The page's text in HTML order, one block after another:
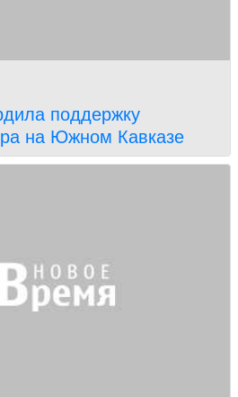
поддержку
на Южном Кавказе